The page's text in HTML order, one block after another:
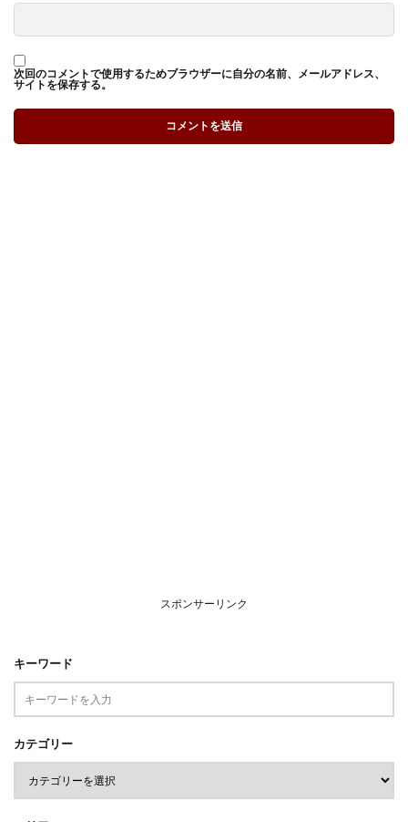
次回のコメントで使用するためブラウザーに自分の名前、メールアドレス、
サイトを保存する。
スポンサーリンク
キーワード
カテゴリー